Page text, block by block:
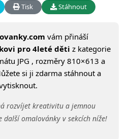
Tisk Stáhnout
vám přináší
pro 4leté děti z kategorie
JPG , rozměry 810×613 a
si ji zdarma stáhnout a
rozvíjet kreativitu a jemnou
omalovánky v sekcích níže!